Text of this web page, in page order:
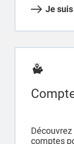
Je
comptes